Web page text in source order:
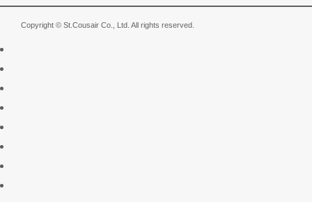
Copyright © St.Cousair Co., Ltd. All rights reserved.